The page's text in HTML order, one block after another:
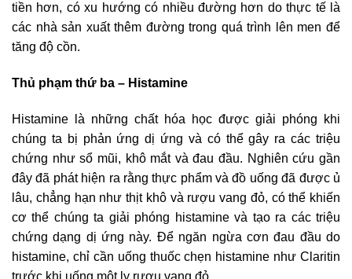
tiền hơn, có xu hướng có nhiều đường hơn do thực tế là
các nhà sản xuất thêm đường trong quá trình lên men để
tăng độ cồn.
Thủ phạm thứ ba – Histamine
Histamine là những chất hóa học được giải phóng khi
chúng ta bị phản ứng dị ứng và có thể gây ra các triệu
chứng như sổ mũi, khô mắt và đau đầu. Nghiên cứu gần
đây đã phát hiện ra rằng thực phẩm và đồ uống đã được ủ
lâu, chẳng hạn như thịt khô và rượu vang đỏ, có thể khiến
cơ thể chúng ta giải phóng histamine và tạo ra các triệu
chứng dạng dị ứng này. Để ngăn ngừa cơn đau đầu do
histamine, chỉ cần uống thuốc chẹn histamine như Claritin
trước khi uống một ly rượu vang đỏ.